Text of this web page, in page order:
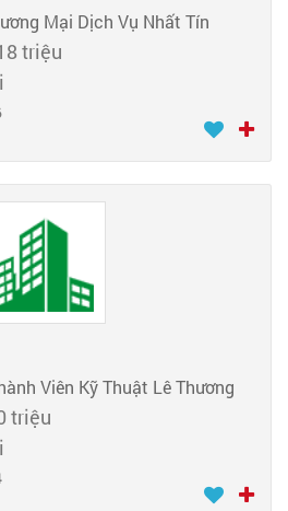
Mại Dịch Vụ Nhất Tín
triệu
Viên Kỹ Thuật Lê Thương
triệu